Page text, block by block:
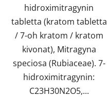
hidroximitragynin
tabletta (kratom tabletta
/ 7-oh kratom / kratom
kivonat), Mitragyna
speciosa (Rubiaceae). 7-
hidroximitragynin:
C23H30N2O5,...